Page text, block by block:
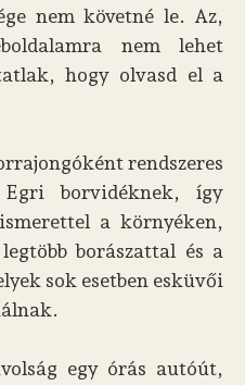
nem követné le. Az,
nem lehet
hogy olvasd el a
rendszeres
borvidéknek, így
a környéken,
borászattal és a
sok esetben esküvői
egy órás autóút,